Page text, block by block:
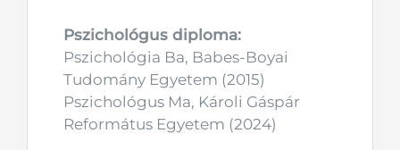
Pszichológus diploma:
Pszichológia Ba, Babes-Boyai
Tudomány Egyetem (2015)
Pszichológus Ma, Károli Gáspár
Református Egyetem (2024)